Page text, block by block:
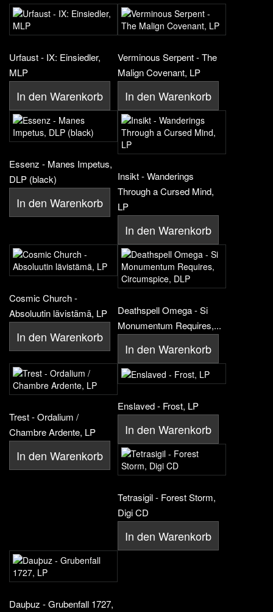
Urfaust - IX: Einsiedler,
MLP
In den Warenkorb
Verminous Serpent - The
Malign Covenant, LP
In den Warenkorb
Essenz - Manes Impetus,
DLP (black)
In den Warenkorb
Insikt - Wanderings
Through a Cursed Mind,
LP
In den Warenkorb
Cosmic Church -
Absoluutin lävistämä, LP
In den Warenkorb
Deathspell Omega - Si
Monumentum Requires,...
In den Warenkorb
Trest - Ordalium /
Chambre Ardente, LP
In den Warenkorb
Enslaved - Frost, LP
In den Warenkorb
Tetrasigil - Forest Storm,
Digi CD
In den Warenkorb
Dauþuz - Grubenfall 1727,